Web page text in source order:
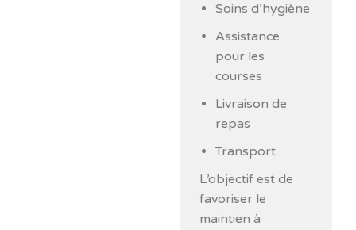
Soins d’hygiène
Assistance
pour les
courses
Livraison de
repas
Transport
L’objectif est de
favoriser le
maintien à